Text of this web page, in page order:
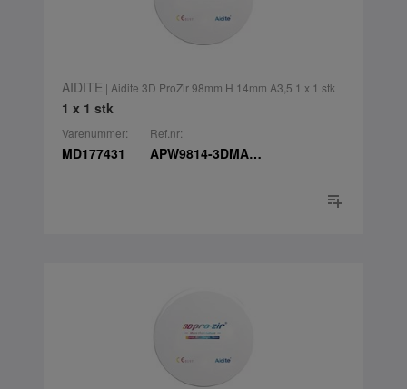
AIDITE | Aidite 3D ProZir 98mm H 14mm A3,5 1 x 1 stk
1 x 1 stk
Varenummer:
MD177431
Ref.nr:
APW9814-3DMA3.5